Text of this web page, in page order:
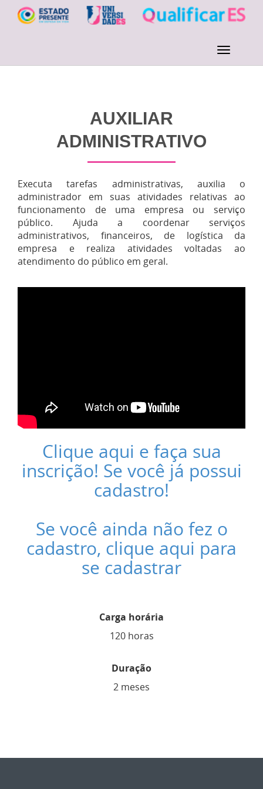
AUXILIAR
ADMINISTRATIVO
Executa tarefas administrativas, auxilia o
administrador em suas atividades relativas ao
funcionamento de uma empresa ou serviço
público. Ajuda a coordenar serviços
administrativos, financeiros, de logística da
empresa e realiza atividades voltadas ao
atendimento do público em geral.
Clique aqui e faça sua
inscrição! Se você já possui
cadastro!
Se você ainda não fez o
cadastro, clique aqui para
se cadastrar
Carga horária
120 horas
Duração
2 meses